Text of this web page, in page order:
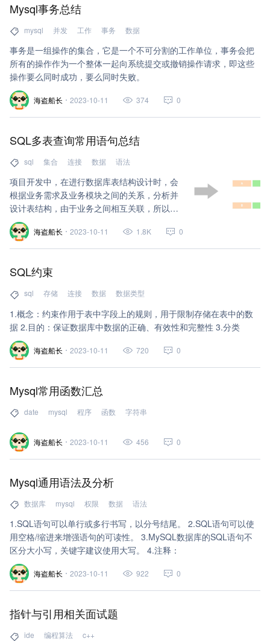
Mysql事务总结
mysql 并发 工作 事务 数据
事务是一组操作的集合，它是一个不可分割的工作单位，事务会把
所有的操作作为一个整体一起向系统提交或撤销操作请求，即这些
操作要么同时成功，要么同时失败。
海盗船长 2023-10-11 374 0
SQL多表查询常用语句总结
sql 集合 连接 数据 语法
项目开发中，在进行数据库表结构设计时，会
根据业务需求及业务模块之间的关系，分析并
设计表结构，由于业务之间相互关联，所以各
个表结构之间也存在着各种联系，基本上分为
三种：海盗船长 2023-10-11 1.8K 0
SQL约束
sql 存储 连接 数据 数据类型
1.概念：约束作用于表中字段上的规则，用于限制存储在表中的数
据 2.目的：保证数据库中数据的正确、有效性和完整性 3.分类
海盗船长 2023-10-11 720 0
Mysql常用函数汇总
date mysql 程序 函数 字符串
海盗船长 2023-10-11 456 0
Mysql通用语法及分析
数据库 mysql 权限 数据 语法
1.SQL语句可以单行或多行书写，以分号结尾。 2.SQL语句可以使
用空格/缩进来增强语句的可读性。 3.MySQL数据库的SQL语句不
区分大小写，关键字建议使用大写。 4.注释：
海盗船长 2023-10-11 922 0
指针与引用相关面试题
ide 编程算法 c++